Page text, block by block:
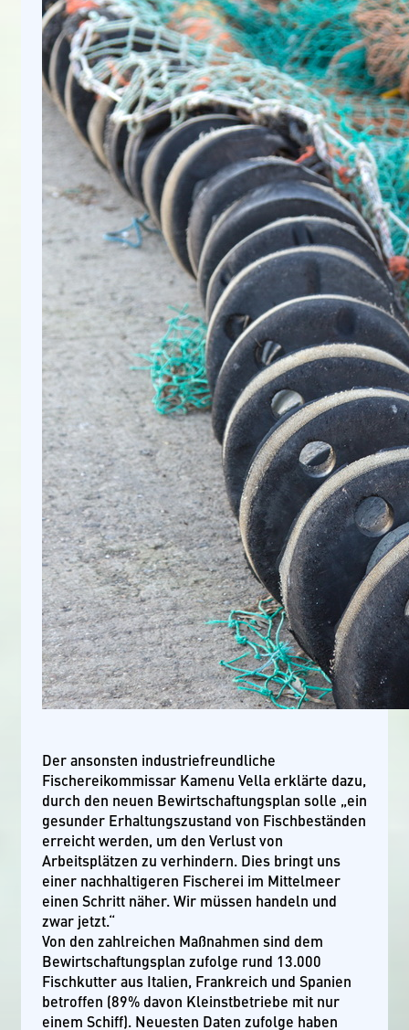
Der ansonsten industriefreundliche
Fischereikommissar Kamenu Vella erklärte dazu,
durch den neuen Bewirtschaftungsplan solle „ein
gesunder Erhaltungszustand von Fischbeständen
erreicht werden, um den Verlust von
Arbeitsplätzen zu verhindern. Dies bringt uns
einer nachhaltigeren Fischerei im Mittelmeer
einen Schritt näher. Wir müssen handeln und
zwar jetzt.“
Von den zahlreichen Maßnahmen sind dem
Bewirtschaftungsplan zufolge rund 13.000
Fischkutter aus Italien, Frankreich und Spanien
betroffen (89% davon Kleinstbetriebe mit nur
einem Schiff). Neuesten Daten zufolge haben